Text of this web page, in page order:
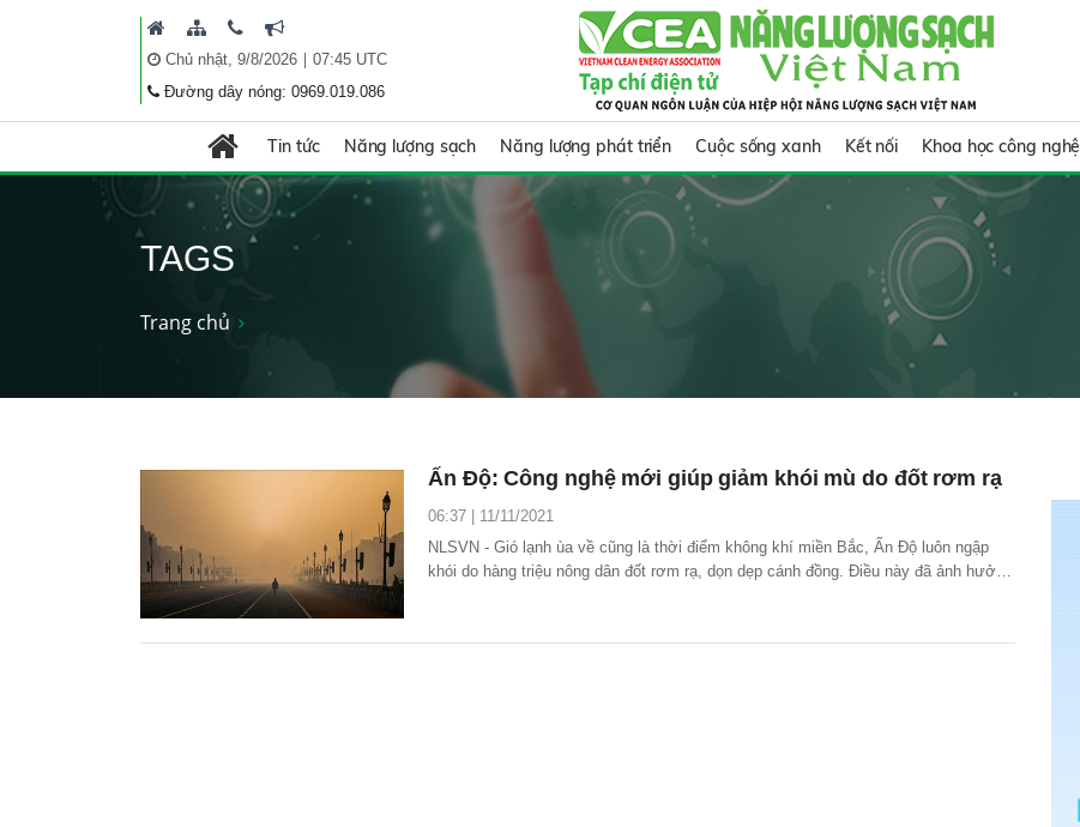
Chủ nhật, 9/8/2026| 07:45 UTC
Đường dây nóng: 0969.019.086
Tin tức Năng lượng sạch Năng lượng phát triển Cuộc sống xanh Kết nối Khoa học công nghệ
TAGS
Trang chủ
Ấn Độ: Công nghệ mới giúp giảm khói mù do đốt rơm rạ
06:37 | 11/11/2021
NLSVN - Gió lạnh ùa về cũng là thời điểm không khí miền Bắc, Ấn Độ luôn ngập
khói do hàng triệu nông dân đốt rơm rạ, dọn dẹp cánh đồng. Điều này đã ảnh hưởng